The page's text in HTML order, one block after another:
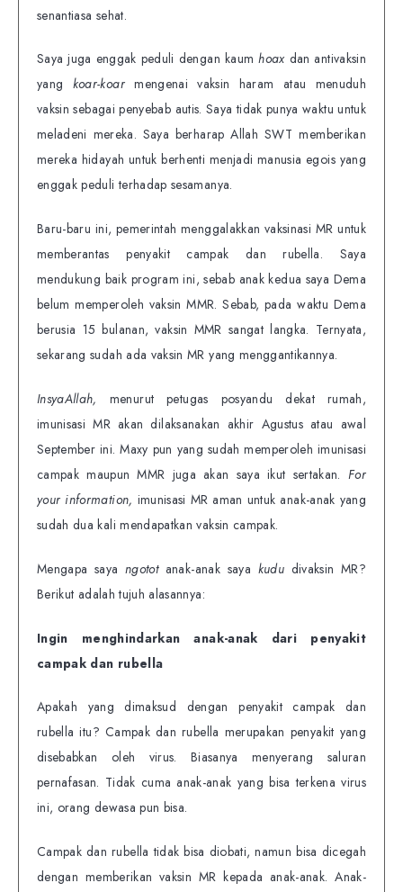
senantiasa sehat.
Saya juga enggak peduli dengan kaumhoax dan antivaksin
yang koar-koarmengenai vaksin haram atau menuduh
vaksin sebagai penyebab autis. Saya tidak punya waktu untuk
meladeni mereka. Saya berharap Allah SWT memberikan
mereka hidayah untuk berhenti menjadi manusia egois yang
enggak peduli terhadap sesamanya.
Baru-baru ini, pemerintah menggalakkan vaksinasi MR untuk
memberantas penyakit campak dan rubella. Saya
mendukung baik program ini, sebab anak kedua saya Dema
belum memperoleh vaksin MMR. Sebab, pada waktu Dema
berusia 15 bulanan, vaksin MMR sangat langka. Ternyata,
sekarang sudah ada vaksin MR yang menggantikannya.
InsyaAllah, menurut petugas posyandu dekat rumah,
imunisasi MR akan dilaksanakan akhir Agustus atau awal
September ini. Maxy pun yang sudah memperoleh imunisasi
campak maupun MMR juga akan saya ikut sertakan. For
your information, imunisasi MR aman untuk anak-anak yang
sudah dua kali mendapatkan vaksin campak.
Mengapa sayangototanak-anak saya kududivaksin MR?
Berikut adalah tujuh alasannya:
Ingin menghindarkan anak-anak dari penyakit
campak dan rubella
Apakah yang dimaksud dengan penyakit campak dan
rubella itu? Campak dan rubella merupakan penyakit yang
disebabkan oleh virus. Biasanya menyerang saluran
pernafasan. Tidak cuma anak-anak yang bisa terkena virus
ini, orang dewasa pun bisa.
Campak dan rubella tidak bisa diobati, namun bisa dicegah
dengan memberikan vaksin MR kepada anak-anak. Anak-